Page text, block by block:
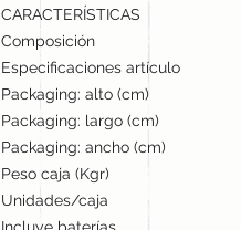
CARACTERÍSTICAS
Composición
Especificaciones artículo
Packaging: alto (cm)
Packaging: largo (cm)
Packaging: ancho (cm)
Peso caja (Kgr)
Unidades/caja
Incluye baterías